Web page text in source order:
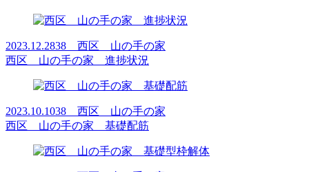
2023.12.2838 西区 山の手の家
西区 山の手の家 進捗状況
2023.10.1038 西区 山の手の家
西区 山の手の家 基礎配筋